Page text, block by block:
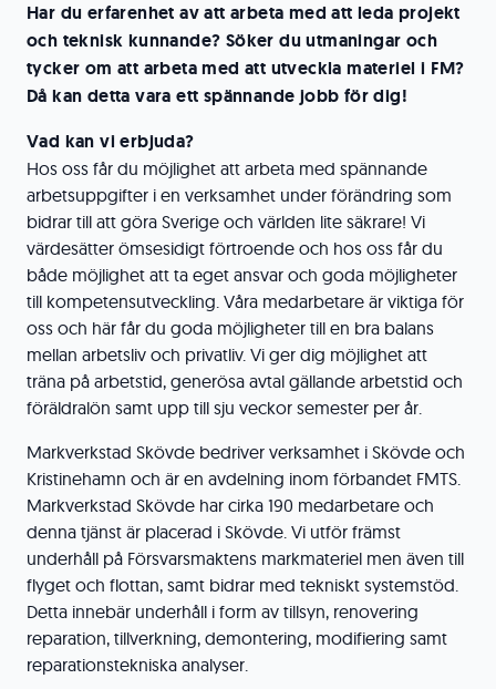
Har du erfarenhet av att arbeta med att leda projekt
och teknisk kunnande? Söker du utmaningar och
tycker om att arbeta med att utveckla materiel i FM?
Då kan detta vara ett spännande jobb för dig!
Vad kan vi erbjuda?
Hos oss får du möjlighet att arbeta med spännande
arbetsuppgifter i en verksamhet under förändring som
bidrar till att göra Sverige och världen lite säkrare! Vi
värdesätter ömsesidigt förtroende och hos oss får du
både möjlighet att ta eget ansvar och goda möjligheter
till kompetensutveckling. Våra medarbetare är viktiga för
oss och här får du goda möjligheter till en bra balans
mellan arbetsliv och privatliv. Vi ger dig möjlighet att
träna på arbetstid, generösa avtal gällande arbetstid och
föräldralön samt upp till sju veckor semester per år.
Markverkstad Skövde bedriver verksamhet i Skövde och
Kristinehamn och är en avdelning inom förbandet FMTS.
Markverkstad Skövde har cirka 190 medarbetare och
denna tjänst är placerad i Skövde. Vi utför främst
underhåll på Försvarsmaktens markmateriel men även till
flyget och flottan, samt bidrar med tekniskt systemstöd.
Detta innebär underhåll i form av tillsyn, renovering
reparation, tillverkning, demontering, modifiering samt
reparationstekniska analyser.